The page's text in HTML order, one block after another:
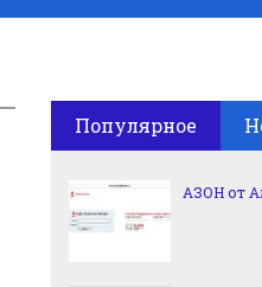
Популярное
АЗОН от